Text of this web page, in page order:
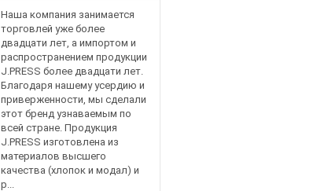
Наша компания занимается
торговлей уже более
двадцати лет, а импортом и
распространением продукции
J.PRESS более двадцати лет.
Благодаря нашему усердию и
приверженности, мы сделали
этот бренд узнаваемым по
всей стране. Продукция
J.PRESS изготовлена из
материалов высшего
качества (хлопок и модал) и
р...